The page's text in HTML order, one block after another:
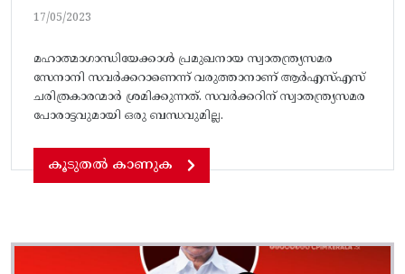
17/05/2023
മഹാത്മാഗാന്ധിയേക്കാൾ പ്രമുഖനായ സ്വാതന്ത്ര്യസമര
സേനാനി സവർക്കറാണെന്ന്‌ വരുത്താനാണ്‌ ആർഎസ്‌എസ്‌
ചരിത്രകാരന്മാർ ശ്രമിക്കുന്നത്. സവർക്കറിന്‌ സ്വാതന്ത്ര്യസമര
പോരാട്ടവുമായി ഒരു ബന്ധവുമില്ല.
കൂടുതൽ കാണുക